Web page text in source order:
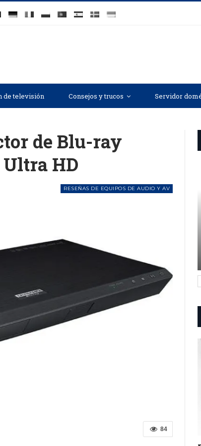
de televisión Consejos y trucos Servidor
de Blu-ray
HD
RESEÑAS DE EQUIPOS DE AUDIO Y AV
84
Estéreo PW AMP De La Serie…
90